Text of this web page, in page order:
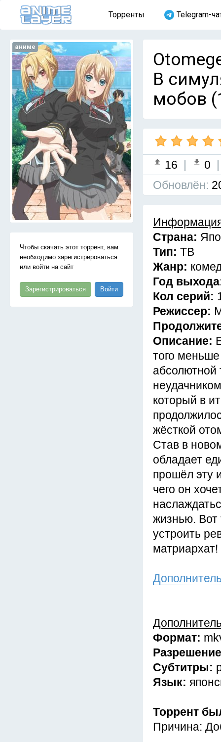
Торренты Telegram-
аниме
Чтобы скачать этот торрент, вам
необходимо зарегистрироваться
или войти на сайт
Зарегистрироваться Войти
В
мобов
16 | 0
Обновлён:
Страна:
Тип: ТВ
Жанр:
Год
Кол серий:
Режиссер:
Описание:
того
абсолютной
который в
жёсткой
Став в
обладает
прошёл эту
чего он
жизнью. Вот
устроить
матриархат!
Формат:
Субтитры:
Язык:
Торрент
Причина: